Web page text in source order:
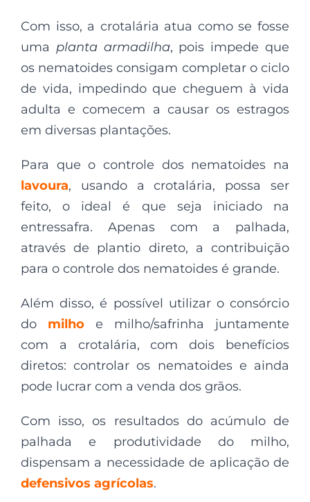
Com isso, a crotalária atua como se fosse
uma planta armadilha, pois impede que
os nematoides consigam completar o ciclo
de vida, impedindo que cheguem à vida
adulta e comecem a causar os estragos
em diversas plantações.
Para que o controle dos nematoides na
lavoura, usando a crotalária, possa ser
feito, o ideal é que seja iniciado na
entressafra. Apenas com a palhada,
através de plantio direto, a contribuição
para o controle dos nematoides é grande.
Além disso, é possível utilizar o consórcio
do milho
e milho/safrinha juntamente
com a crotalária, com dois benefícios
diretos: controlar os nematoides e ainda
pode lucrar com a venda dos grãos.
Com isso, os resultados do acúmulo de
palhada e produtividade do milho,
dispensam a necessidade de aplicação de
defensivos agrícolas.